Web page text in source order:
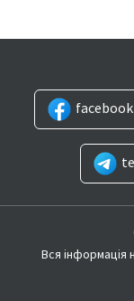
facebook
Вся інформація